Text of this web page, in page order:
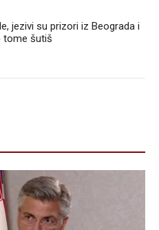
jezivi su prizori iz Beograda i
tome šutiš